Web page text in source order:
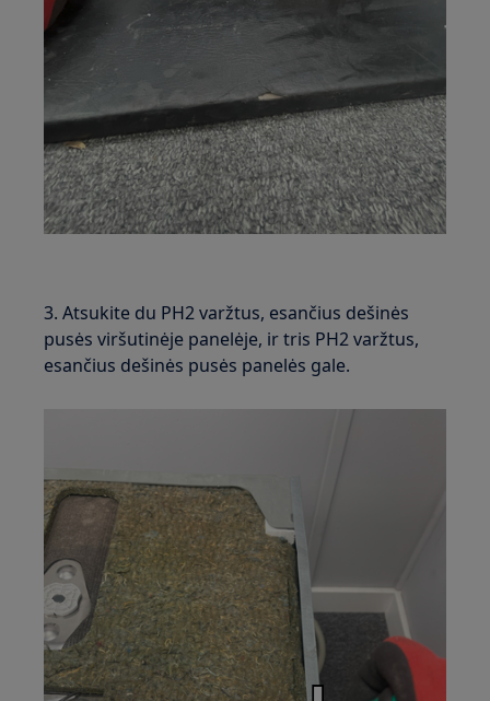
3. Atsukite du PH2 varžtus, esančius dešinės
pusės viršutinėje panelėje, ir tris PH2 varžtus,
esančius dešinės pusės panelės gale.